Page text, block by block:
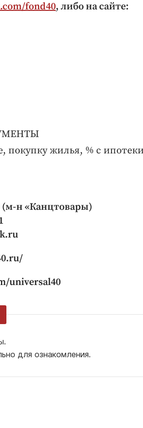
fond40, либо на сайте:
жилья, % с
(м-н «Канцтовары)
universal40
для ознакомления.